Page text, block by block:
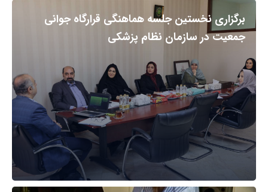
برگزاری نخستین جلسه هماهنگی قرارگاه جوانی
جمعیت در سازمان نظام پزشکی